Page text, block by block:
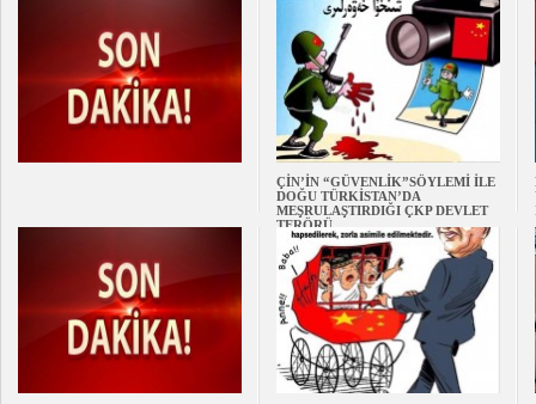
ÇİN’İN “GÜVENLİK”SÖYLEMİ İLE
DOĞU TÜRKİSTAN’DA
MEŞRULAŞTIRDIĞI ÇKP DEVLET
TERÖRÜ